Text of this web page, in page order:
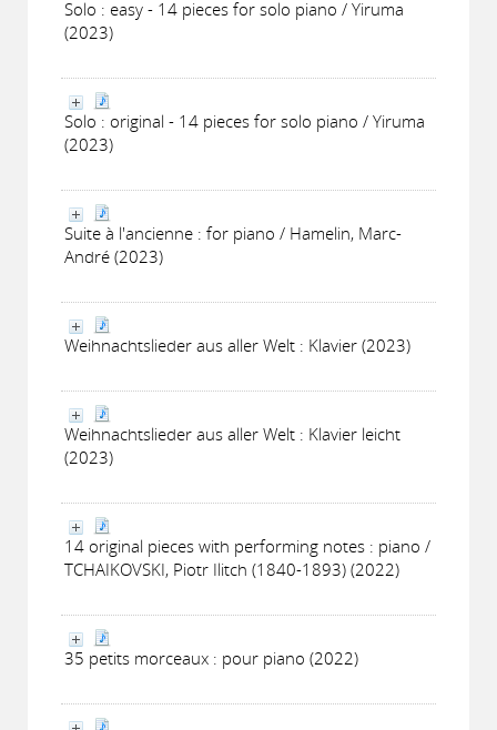
Solo : easy - 14 pieces for solo piano / Yiruma
(2023)
Solo : original - 14 pieces for solo piano / Yiruma
(2023)
Suite à l'ancienne : for piano / Hamelin, Marc-
André (2023)
Weihnachtslieder aus aller Welt : Klavier (2023)
Weihnachtslieder aus aller Welt : Klavier leicht
(2023)
14 original pieces with performing notes : piano /
TCHAIKOVSKI, Piotr Ilitch (1840-1893) (2022)
35 petits morceaux : pour piano (2022)